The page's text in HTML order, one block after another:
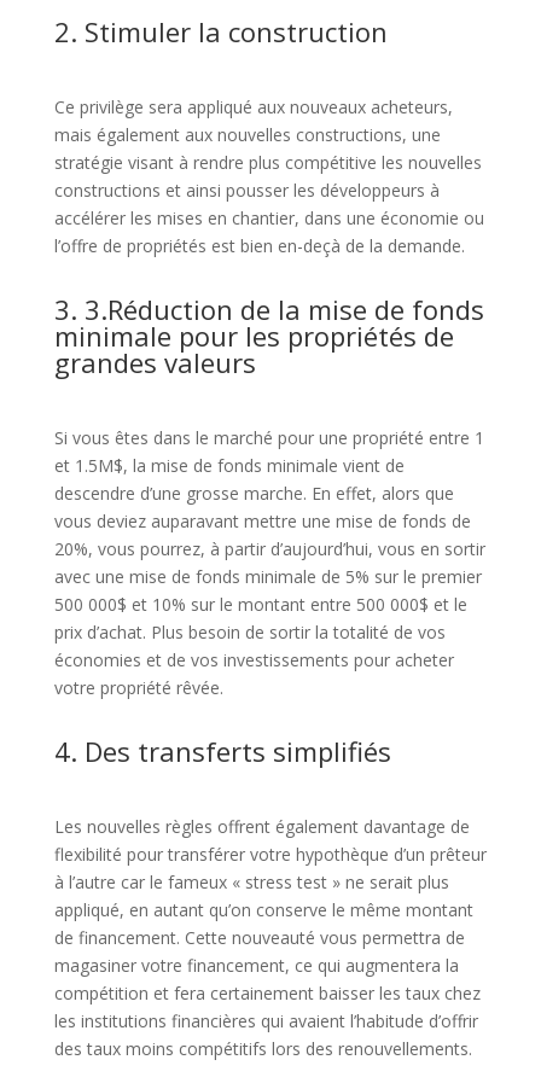
2. Stimuler la construction
Ce privilège sera appliqué aux nouveaux acheteurs,
mais également aux nouvelles constructions, une
stratégie visant à rendre plus compétitive les nouvelles
constructions et ainsi pousser les développeurs à
accélérer les mises en chantier, dans une économie ou
l’offre de propriétés est bien en-deçà de la demande.
3. 3.Réduction de la mise de fonds
minimale pour les propriétés de
grandes valeurs
Si vous êtes dans le marché pour une propriété entre 1
et 1.5M$, la mise de fonds minimale vient de
descendre d’une grosse marche. En effet, alors que
vous deviez auparavant mettre une mise de fonds de
20%, vous pourrez, à partir d’aujourd’hui, vous en sortir
avec une mise de fonds minimale de 5% sur le premier
500 000$ et 10% sur le montant entre 500 000$ et le
prix d’achat. Plus besoin de sortir la totalité de vos
économies et de vos investissements pour acheter
votre propriété rêvée.
4. Des transferts simplifiés
Les nouvelles règles offrent également davantage de
flexibilité pour transférer votre hypothèque d’un prêteur
à l’autre car le fameux « stress test » ne serait plus
appliqué, en autant qu’on conserve le même montant
de financement. Cette nouveauté vous permettra de
magasiner votre financement, ce qui augmentera la
compétition et fera certainement baisser les taux chez
les institutions financières qui avaient l’habitude d’offrir
des taux moins compétitifs lors des renouvellements.